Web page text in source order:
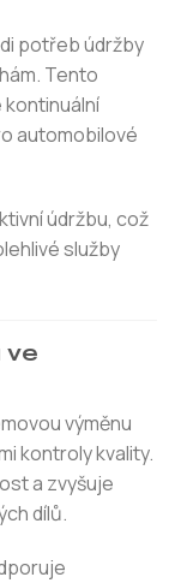
potřeb údržby
Tento
automobilové
údržbu, což
služby
ve
výměnu
kontroly kvality.
a zvyšuje
dílů.